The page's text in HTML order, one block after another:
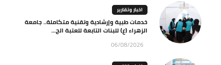
اخبار وتقارير
خدمات طبية وإرشادية وتقنية متكاملة.. جامعة
الزهراء (ع) للبنات التابعة للعتبة الح...
06/08/2026